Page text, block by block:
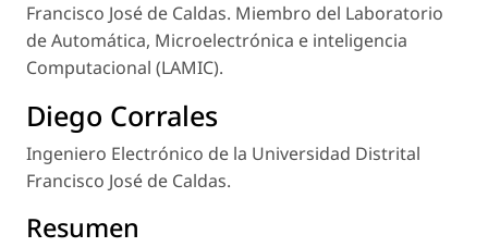
Francisco José de Caldas. Miembro del Laboratorio
de Automática, Microelectrónica e inteligencia
Computacional (LAMIC).
Diego Corrales
Ingeniero Electrónico de la Universidad Distrital
Francisco José de Caldas.
Resumen